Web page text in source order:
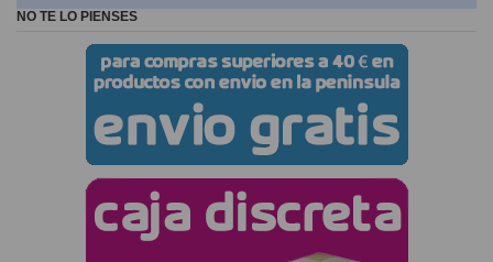
NO TE LO PIENSES